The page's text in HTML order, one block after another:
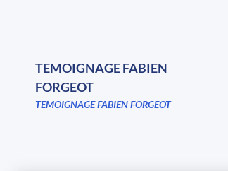
TEMOIGNAGE FABIEN
FORGEOT
TEMOIGNAGE FABIEN FORGEOT